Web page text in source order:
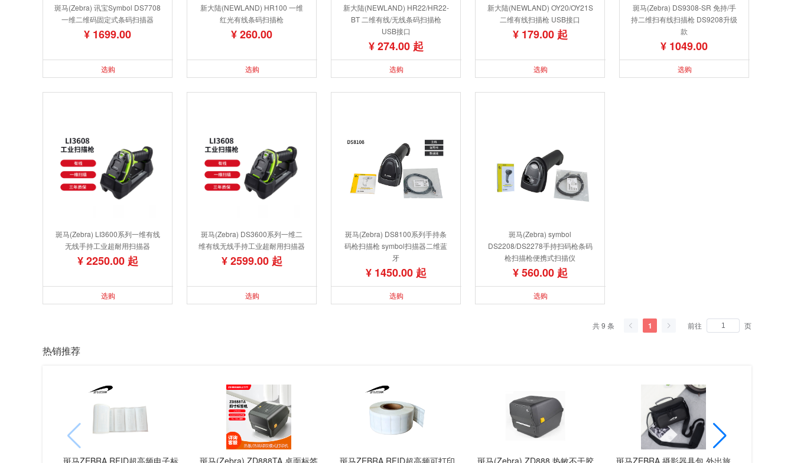
斑马(Zebra) 讯宝Symbol DS7708
一维二维码固定式条码扫描器
¥ 1699.00
选购
新大陆(NEWLAND) HR100 一维
红光有线条码扫描枪
¥ 260.00
选购
新大陆(NEWLAND) HR22/HR22-
BT 二维有线/无线条码扫描枪
USB接口
¥ 274.00 起
选购
新大陆(NEWLAND) OY20/OY21S
二维有线扫描枪 USB接口
¥ 179.00 起
选购
斑马(Zebra) DS9308-SR 免持/手
持二维扫有线扫描枪 DS9208升级
款
¥ 1049.00
选购
斑马(Zebra) LI3600系列一维有线
无线手持工业超耐用扫描器
¥ 2250.00 起
选购
斑马(Zebra) DS3600系列一维二
维有线无线手持工业超耐用扫描器
¥ 2599.00 起
选购
斑马(Zebra) DS8100系列手持条
码枪扫描枪 symbol扫描器二维蓝
牙
¥ 1450.00 起
选购
斑马(Zebra) symbol
DS2208/DS2278手持扫码枪条码
枪扫描枪便携式扫描仪
¥ 560.00 起
选购
共 9 条 1 前往 页
热销推荐
斑马ZEBRA RFID超高频电子标 斑马(Zebra) ZD888TA 桌面标签 斑马ZEBRA RFID超高频可打印 斑马(Zebra) ZD888 热敏不干胶 斑马ZEBRA 摄影器具包 外出旅